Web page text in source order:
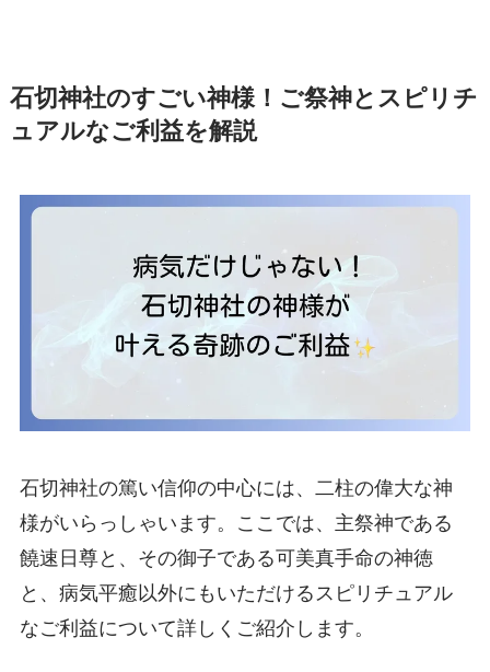
石切神社のすごい神様！ご祭神とスピリチ
ュアルなご利益を解説
石切神社の篤い信仰の中心には、二柱の偉大な神
様がいらっしゃいます。ここでは、主祭神である
饒速日尊と、その御子である可美真手命の神徳
と、病気平癒以外にもいただけるスピリチュアル
なご利益について詳しくご紹介します。